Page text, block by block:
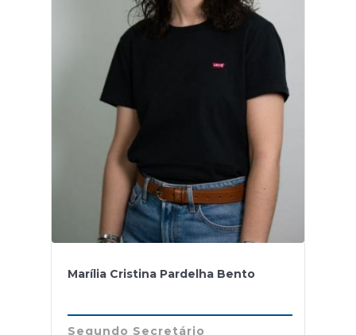
Marília Cristina Pardelha Bento
Segundo Secretário